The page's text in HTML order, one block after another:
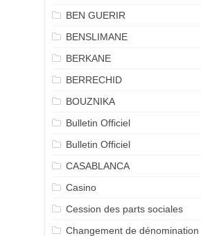
BEN GUERIR
BENSLIMANE
BERKANE
BERRECHID
BOUZNIKA
Bulletin Officiel
Bulletin Officiel
CASABLANCA
Casino
Cession des parts sociales
Changement de dénomination